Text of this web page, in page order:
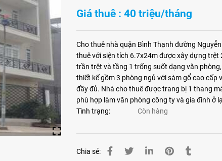
Giá thuê : 40 triệu/tháng
Cho thuê nhà quận Bình Thạnh đường
thuê với siện tích 6.7x24m được xây dựng trệt
trần trệt và tầng 1 trống suốt dạng văn
thiết kế gồm 3 phòng ngủ với sàm gổ cao cấp
đầy đủ. Nhà cho thuê được trang bị 1 thang
phù hợp làm văn phòng công ty và gia đình ở
Tình trạng:
Còn hàng
Chia sẻ: